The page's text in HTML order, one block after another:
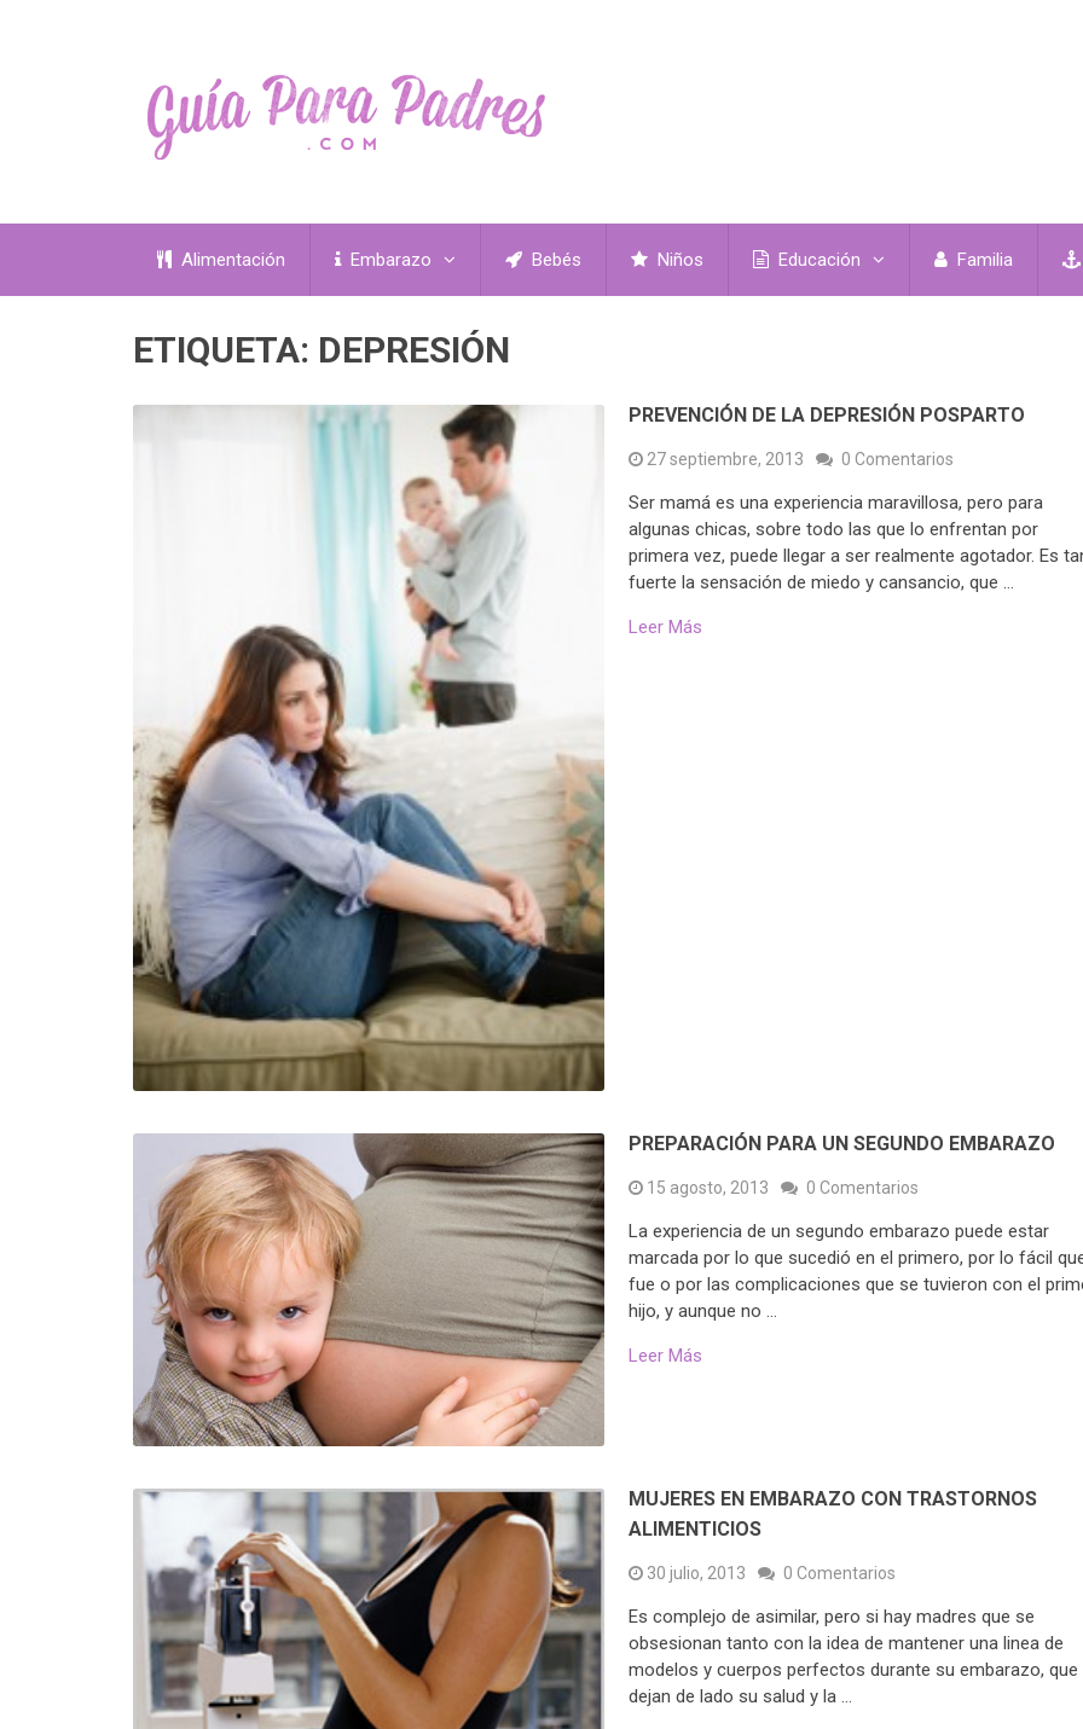
Alimentación Embarazo Bebés Niños Educación Familia
ETIQUETA: DEPRESIÓN
PREVENCIÓN DE LA DEPRESIÓN POSPARTO
27 septiembre, 2013 0 Comentarios
Ser mamá es una experiencia maravillosa, pero para
algunas chicas, sobre todo las que lo enfrentan por
primera vez, puede llegar a ser realmente agotador. Es
fuerte la sensación de miedo y cansancio, que …
Leer Más
PREPARACIÓN PARA UN SEGUNDO EMBARAZO
15 agosto, 2013 0 Comentarios
La experiencia de un segundo embarazo puede estar
marcada por lo que sucedió en el primero, por lo fácil
fue o por las complicaciones que se tuvieron con el
hijo, y aunque no …
Leer Más
MUJERES EN EMBARAZO CON TRASTORNOS
ALIMENTICIOS
30 julio, 2013 0 Comentarios
Es complejo de asimilar, pero si hay madres que se
obsesionan tanto con la idea de mantener una linea de
modelos y cuerpos perfectos durante su embarazo, que
dejan de lado su salud y la …